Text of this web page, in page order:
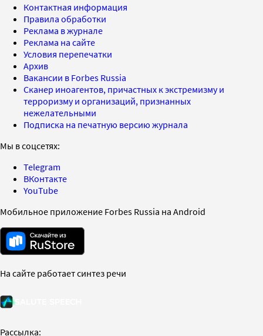
Контактная информация
Правила обработки
Реклама в журнале
Реклама на сайте
Условия перепечатки
Архив
Вакансии в Forbes Russia
Сканер иноагентов, причастных к экстремизму и
терроризму и организаций, признанных
нежелательными
Подписка на печатную версию журнала
Мы в соцсетях:
Telegram
ВКонтакте
YouTube
Мобильное приложение Forbes Russia на Android
На сайте работает синтез речи
Рассылка: